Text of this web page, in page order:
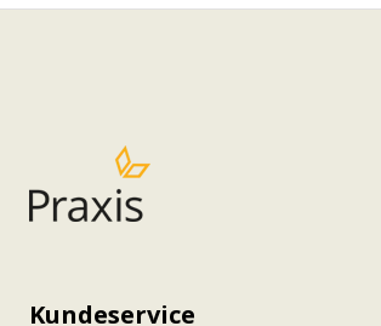
Bedømmelse og karakterer
Quizspørgsmål og spørgsmålsbank
Kundeservice